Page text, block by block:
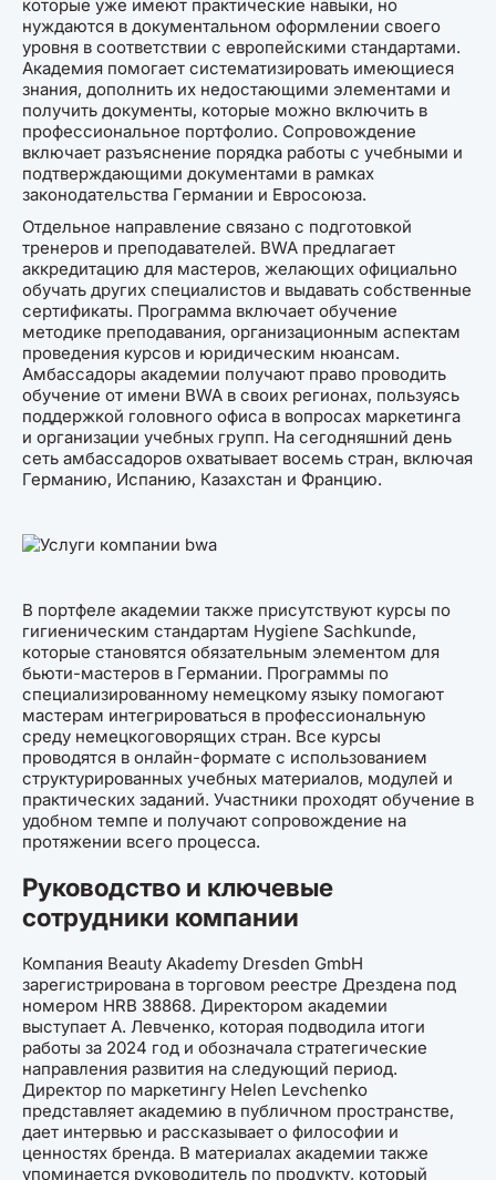
которые уже имеют практические навыки, но
нуждаются в документальном оформлении своего
уровня в соответствии с европейскими стандартами.
Академия помогает систематизировать имеющиеся
знания, дополнить их недостающими элементами и
получить документы, которые можно включить в
профессиональное портфолио. Сопровождение
включает разъяснение порядка работы с учебными и
подтверждающими документами в рамках
законодательства Германии и Евросоюза.
Отдельное направление связано с подготовкой
тренеров и преподавателей. BWA предлагает
аккредитацию для мастеров, желающих официально
обучать других специалистов и выдавать собственные
сертификаты. Программа включает обучение
методике преподавания, организационным аспектам
проведения курсов и юридическим нюансам.
Амбассадоры академии получают право проводить
обучение от имени BWA в своих регионах, пользуясь
поддержкой головного офиса в вопросах маркетинга
и организации учебных групп. На сегодняшний день
сеть амбассадоров охватывает восемь стран, включая
Германию, Испанию, Казахстан и Францию.
В портфеле академии также присутствуют курсы по
гигиеническим стандартам Hygiene Sachkunde,
которые становятся обязательным элементом для
бьюти-мастеров в Германии. Программы по
специализированному немецкому языку помогают
мастерам интегрироваться в профессиональную
среду немецкоговорящих стран. Все курсы
проводятся в онлайн-формате с использованием
структурированных учебных материалов, модулей и
практических заданий. Участники проходят обучение в
удобном темпе и получают сопровождение на
протяжении всего процесса.
Руководство и ключевые
сотрудники компании
Компания Beauty Akademy Dresden GmbH
зарегистрирована в торговом реестре Дрездена под
номером HRB 38868. Директором академии
выступает А. Левченко, которая подводила итоги
работы за 2024 год и обозначала стратегические
направления развития на следующий период.
Директор по маркетингу Helen Levchenko
представляет академию в публичном пространстве,
дает интервью и рассказывает о философии и
ценностях бренда. В материалах академии также
упоминается руководитель по продукту, который